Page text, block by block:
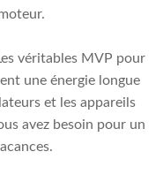
véritables MVP pour
une énergie longue
et les appareils
avez besoin pour un